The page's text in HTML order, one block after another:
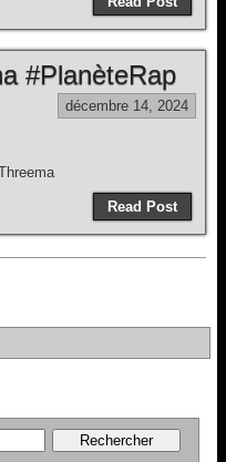
#PlanèteRap
décembre 14, 2024
Read Post